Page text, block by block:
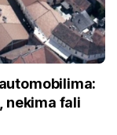
nekima fali